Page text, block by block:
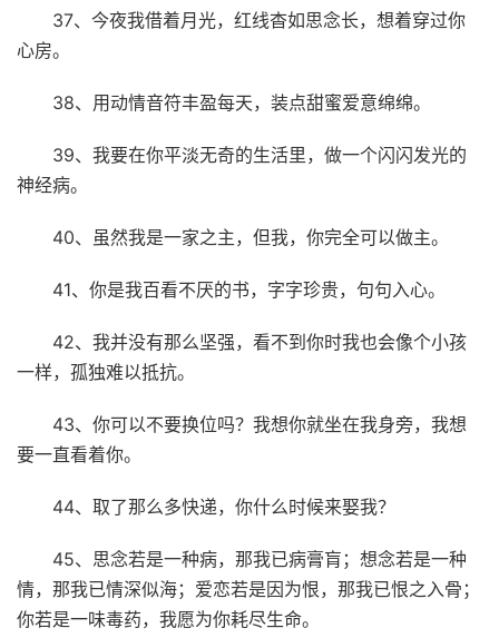
37、今夜我借着月光，红线杳如思念长，想着穿过你
心房。
38、用动情音符丰盈每天，装点甜蜜爱意绵绵。
39、我要在你平淡无奇的生活里，做一个闪闪发光的
神经病。
40、虽然我是一家之主，但我，你完全可以做主。
41、你是我百看不厌的书，字字珍贵，句句入心。
42、我并没有那么坚强，看不到你时我也会像个小孩
一样，孤独难以抵抗。
43、你可以不要换位吗？我想你就坐在我身旁，我想
要一直看着你。
44、取了那么多快递，你什么时候来娶我？
45、思念若是一种病，那我已病膏肓；想念若是一种
情，那我已情深似海；爱恋若是因为恨，那我已恨之入骨；
你若是一味毒药，我愿为你耗尽生命。